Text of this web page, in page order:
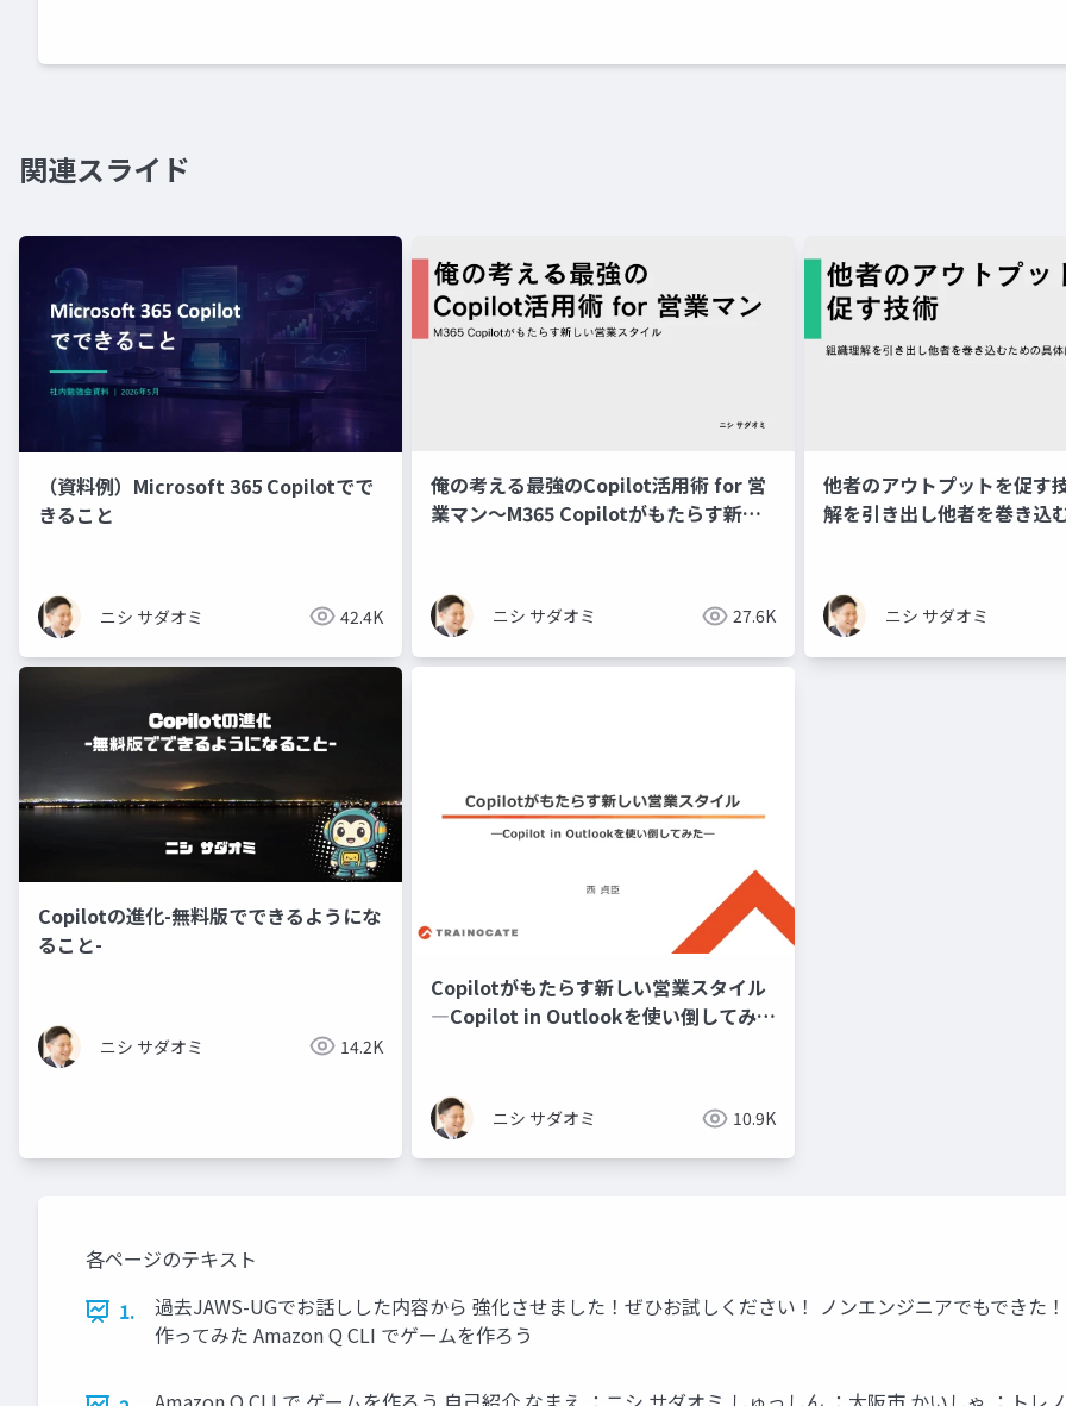
関連スライド
（資料例）Microsoft 365 Copilotでで
きること
ニシ サダオミ 42.4K
俺の考える最強のCopilot活用術 for 営
業マン～M365 Copilotがもたらす新し
ニシ サダオミ 27.6K
他者のアウトプットを促
解を引き出し他者を巻き込
ニシ サダオミ
Copilotの進化-無料版でできるようにな
ること-
ニシ サダオミ 14.2K
Copilotがもたらす新しい営業スタイル
―Copilot in Outlookを使い倒してみた
ニシ サダオミ 10.9K
各ページのテキスト
1.
過去JAWS-UGでお話しした内容から 強化させました！ぜひお試しください！ ノンエンジニアでもできた
作ってみた Amazon Q CLI でゲームを作ろう